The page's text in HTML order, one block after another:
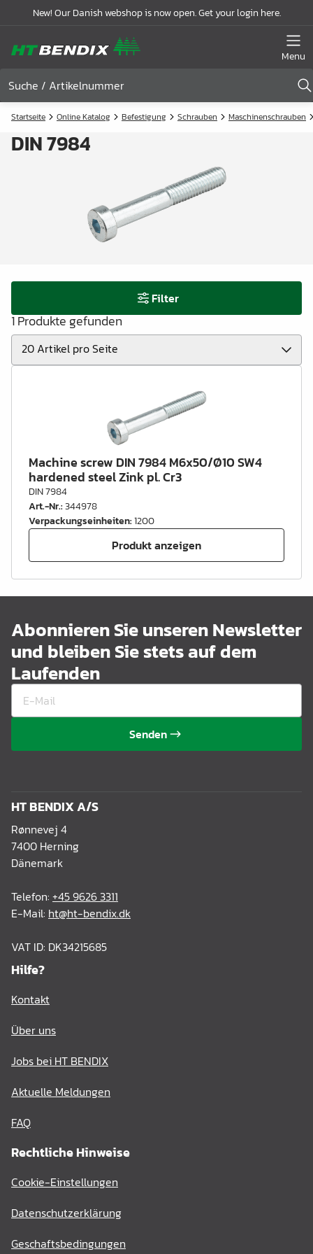
New! Our Danish webshop is now open. Get your login here.
Menu
Startseite Online Katalog Befestigung Schrauben Maschinenschrauben
DIN 7984
Filter
1 Produkte gefunden
Machine screw DIN 7984 M6x50/Ø10 SW4
hardened steel Zink pl. Cr3
DIN 7984
Art.-Nr.:344978
Verpackungseinheiten:1200
Produkt anzeigen
Abonnieren Sie unseren Newsletter
und bleiben Sie stets auf dem
Laufenden
Senden
HT BENDIX A/S
Rønnevej 4
7400 Herning
Dänemark
Telefon: +45 9626 3311
E-Mail: ht@ht-bendix.dk
VAT ID: DK34215685
Hilfe?
Kontakt
Über uns
Jobs bei HT BENDIX
Aktuelle Meldungen
FAQ
Rechtliche Hinweise
Cookie-Einstellungen
Datenschutzerklärung
Geschaftsbedingungen